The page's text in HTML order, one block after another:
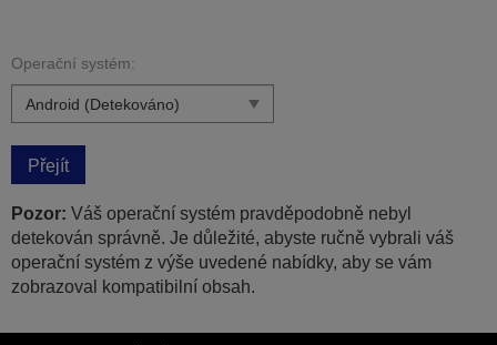
Operační systém:
Přejít
Pozor: Váš operační systém pravděpodobně nebyl
detekován správně. Je důležité, abyste ručně vybrali váš
operační systém z výše uvedené nabídky, aby se vám
zobrazoval kompatibilní obsah.